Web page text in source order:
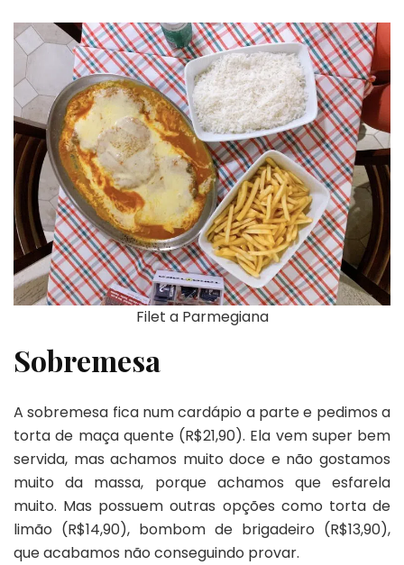
Filet a Parmegiana
Sobremesa
A sobremesa fica num cardápio a parte e pedimos a
torta de maça quente (R$21,90). Ela vem super bem
servida, mas achamos muito doce e não gostamos
muito da massa, porque achamos que esfarela
muito. Mas possuem outras opções como torta de
limão (R$14,90), bombom de brigadeiro (R$13,90),
que acabamos não conseguindo provar.